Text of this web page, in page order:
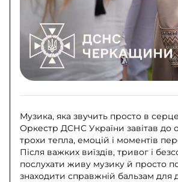
Музика, яка звучить просто в серце
Оркестр ДСНС України завітав до
трохи тепла, емоцій і моментів
Після важких виїздів, тривог і
послухати живу музику й просто
знаходити справжній бальзам для